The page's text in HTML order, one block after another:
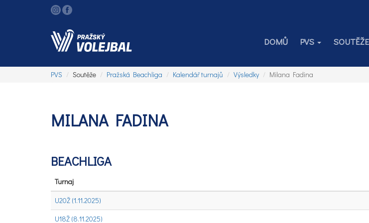
DOMŮ PVS SOUTĚŽE
PVS Soutěže Pražská Beachliga Kalendář turnajů Výsledky Milana Fadina
MILANA FADINA
BEACHLIGA
Turnaj
U20Ž (1.11.2025)
U18Ž (8.11.2025)